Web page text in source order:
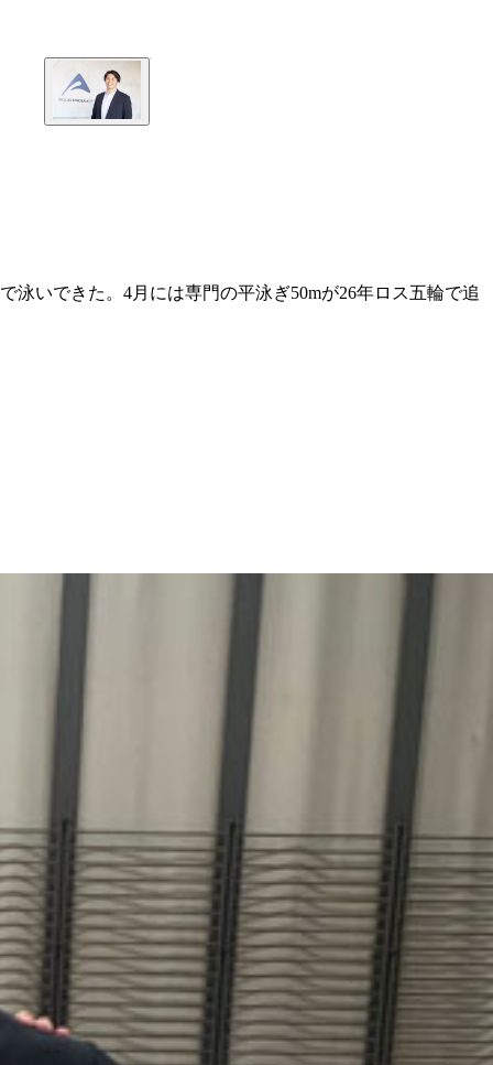
マーク（26秒63）
プールで泳いできた。4月には専門の平泳ぎ50mが26年ロ
いできた。4月には専門の平泳ぎ50mが26年ロス五輪で追